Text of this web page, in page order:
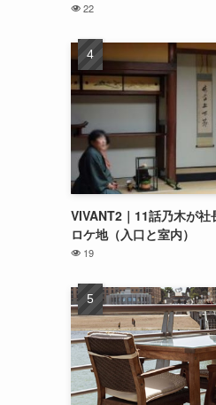
22
VIVANT2｜11話乃木が
ロケ地（入口と室内）
19